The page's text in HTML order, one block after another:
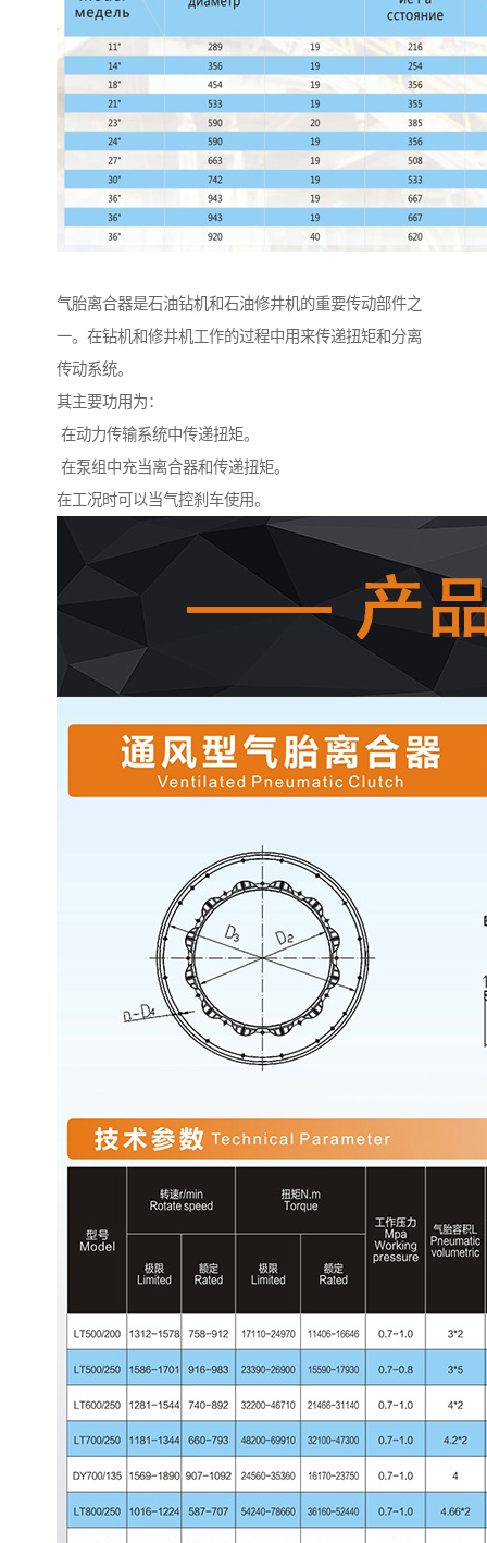
气胎离合器是石油钻机和石油修井机的重要传动部件之
一。在钻机和修井机工作的过程中用来传递扭矩和分离
传动系统。
其主要功用为：
在动力传输系统中传递扭矩。
在泵组中充当离合器和传递扭矩。
在工况时可以当气控刹车使用。